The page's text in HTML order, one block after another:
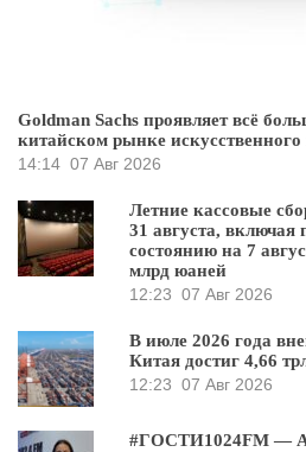
Goldman Sachs проявляет всё
китайском рынке искусственного
14:14 07 Авг 2026
Летние кассовые
31 августа, включая
состоянию на 7
млрд юаней
12:23 07 Авг 2026
В июле 2026 года
Китая достиг 4,66
12:23 07 Авг 2026
#ГОСТИ1024FM —